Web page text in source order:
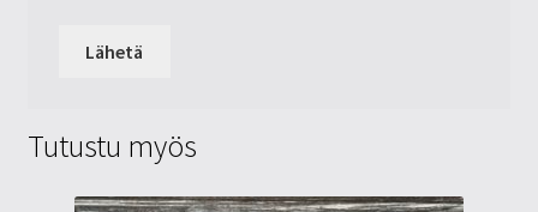
Tutustu myös